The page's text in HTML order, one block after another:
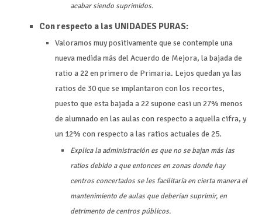
acabar siendo suprimidos.
Con respecto a las UNIDADES PURAS:
Valoramos muy positivamente que se contemple una
nueva medida más del Acuerdo de Mejora, la bajada de
ratio a 22 en primero de Primaria. Lejos quedan ya las
ratios de 30 que se implantaron con los recortes,
puesto que esta bajada a 22 supone casi un 27% menos
de alumnado en las aulas con respecto a aquella cifra, y
un 12% con respecto a las ratios actuales de 25.
Explica la administración es que no se bajan más las
ratios debido a que entonces en zonas donde hay
centros concertados se les facilitaría en cierta manera el
mantenimiento de aulas que deberían suprimir, en
detrimento de centros públicos.